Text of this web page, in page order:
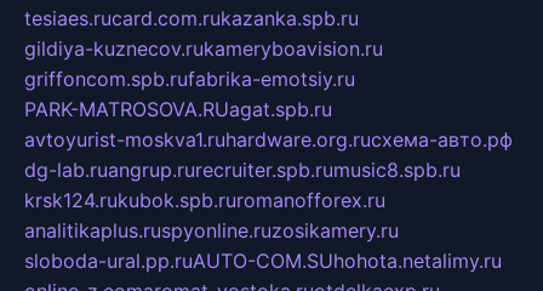
tesiaes.rucard.com.rukazanka.spb.ru
gildiya-kuznecov.rukameryboavision.ru
griffoncom.spb.rufabrika-emotsiy.ru
PARK-MATROSOVA.RUagat.spb.ru
avtoyurist-moskva1.ruhardware.org.ruсхема-авто.рф
dg-lab.ruangrup.rurecruiter.spb.rumusic8.spb.ru
krsk124.rukubok.spb.ruromanofforex.ru
analitikaplus.ruspyonline.ruzosikamery.ru
sloboda-ural.pp.ruAUTO-COM.SUhohota.netalimy.ru